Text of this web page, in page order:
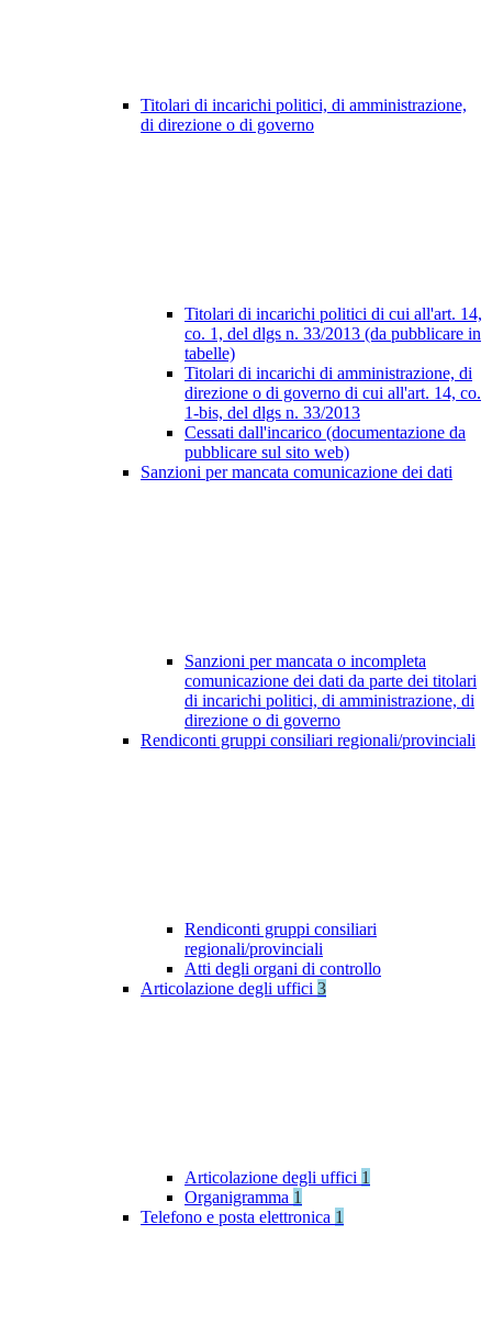
Titolari di incarichi politici, di amministrazione,
di direzione o di governo
Titolari di incarichi politici di cui all'art. 14,
co. 1, del dlgs n. 33/2013 (da pubblicare in
tabelle)
Titolari di incarichi di amministrazione, di
direzione o di governo di cui all'art. 14, co.
1-bis, del dlgs n. 33/2013
Cessati dall'incarico (documentazione da
pubblicare sul sito web)
Sanzioni per mancata comunicazione dei dati
Sanzioni per mancata o incompleta
comunicazione dei dati da parte dei titolari
di incarichi politici, di amministrazione, di
direzione o di governo
Rendiconti gruppi consiliari regionali/provinciali
Rendiconti gruppi consiliari
regionali/provinciali
Atti degli organi di controllo
Articolazione degli uffici 3
Articolazione degli uffici 1
Organigramma 1
Telefono e posta elettronica 1